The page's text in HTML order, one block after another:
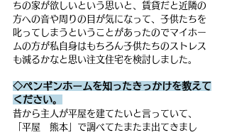
ちの家が欲しいという思いと、賃貸だと近隣の
方への音や周りの目が気になって、子供たちを
叱ってしまうということがあったのでマイホー
ムの方が私自身はもちろん子供たちのストレス
も減るかなと思い注文住宅を検討しました。
◇ペンギンホームを知ったきっかけを教えて
ください。
昔から主人が平屋を建てたいと言っていて、
「平屋　熊本」で調べてたまたま出てきまし